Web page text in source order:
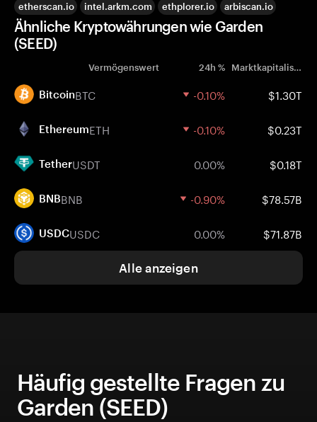
etherscan.io intel.arkm.com ethplorer.io arbiscan.io
Ähnliche Kryptowährungen wie Garden
(SEED)
Vermögenswert 24h % Marktkapitalisierung
BitcoinBTC -0.10% $1.30T
EthereumETH -0.10% $0.23T
TetherUSDT 0.00% $0.18T
BNBBNB -0.90% $78.57B
USDCUSDC 0.00% $71.87B
Alle anzeigen
Häufig gestellte Fragen zu
Garden (SEED)